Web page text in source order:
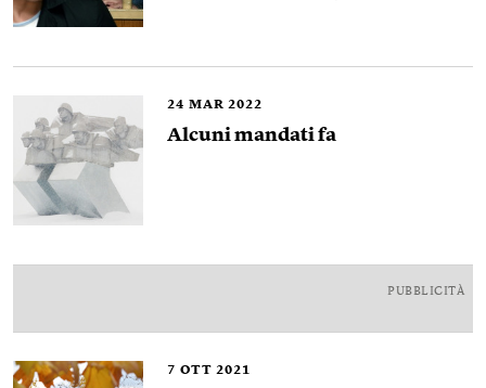
24 MAR 2022
Alcuni mandati fa
PUBBLICITÀ
7 OTT 2021